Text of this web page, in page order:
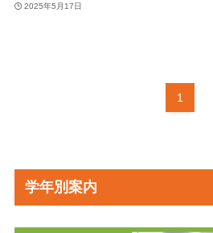
2025年5月17日
1
学年別案内